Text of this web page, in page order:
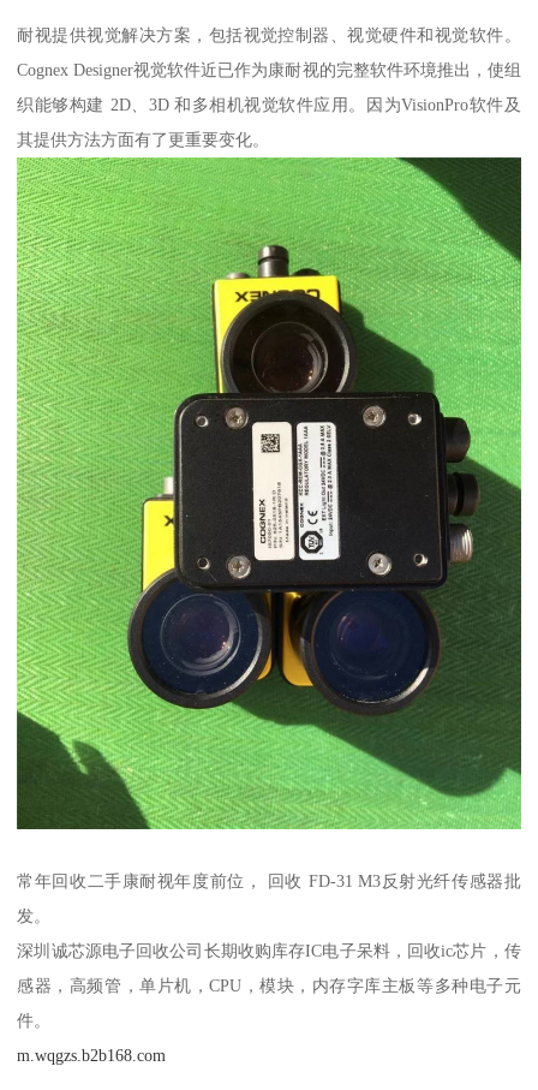
耐视提供视觉解决方案，包括视觉控制器、视觉硬件和视觉软件。
Cognex Designer视觉软件近已作为康耐视的完整软件环境推出，使组
织能够构建 2D、3D 和多相机视觉软件应用。因为VisionPro软件及
其提供方法方面有了更重要变化。
常年回收二手康耐视年度前位， 回收 FD-31 M3反射光纤传感器批
发。
深圳诚芯源电子回收公司长期收购库存IC电子呆料，回收ic芯片，传
感器，高频管，单片机，CPU，模块，内存字库主板等多种电子元
件。
m.wqgzs.b2b168.com